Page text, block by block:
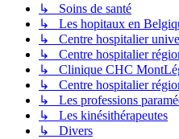
↳ Soins de santé
↳ Les hopitaux en
↳ Centre hospitalier
↳ Centre hospitalier
↳ Clinique CHC
↳ Centre hospitalier
↳ Les professions
↳ Les kinésithérapeutes
↳ Divers